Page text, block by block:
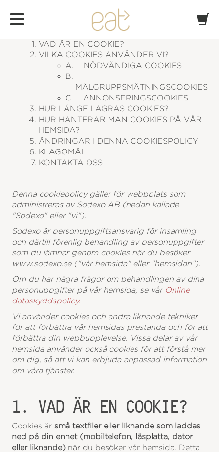
COOKIE-POLICY
VAD ÄR EN COOKIE?
VILKA COOKIES ANVÄNDER VI?
A.
NÖDVÄNDIGA COOKIES
B.
MÅLGRUPPSMÄTNINGSCOOKIES
C.
ANNONSERINGSCOOKIES
HUR LÄNGE LAGRAS COOKIES?
HUR HANTERAR MAN COOKIES PÅ VÅR
HEMSIDA?
ÄNDRINGAR I DENNA COOKIESPOLICY
KLAGOMÅL
KONTAKTA OSS
Denna cookiepolicy gäller för webbplats som
administreras av Sodexo AB (nedan kallade
"Sodexo" eller "vi").
Sodexo är personuppgiftsansvarig för insamling
och därtill förenlig behandling av personuppgifter
som du lämnar genom cookies när du besöker
www.sodexo.se ("vår hemsida" eller ”hemsidan”).
Om du har några frågor om behandlingen av dina
personuppgifter på vår hemsida, se vår Online
dataskyddspolicy.
Vi använder cookies och andra liknande tekniker
för att förbättra vår hemsidas prestanda och för att
förbättra din webbupplevelse. Vissa delar av vår
hemsida använder också cookies för att förstå mer
om dig, så att vi kan erbjuda anpassad information
om våra tjänster.
1. VAD ÄR EN COOKIE?
Cookies är små textfiler eller liknande som laddas
ned på din enhet (mobiltelefon, läsplatta, dator
eller liknande)när du besöker vår hemsida. Detta